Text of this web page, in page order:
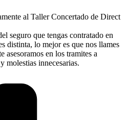
al Taller Concertado de Direct
seguro que tengas contratado en
distinta, lo mejor es que nos llames
asesoramos en los tramites a
molestias innecesarias.